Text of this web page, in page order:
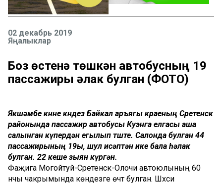
02 декабрь 2019
Яңалыклар
Боз өстенә төшкән автобусның 19
пассажиры һәлак булган (ФОТО)
Якшәмбе көнне көндез Байкал аръягы краеның Сретенск
районында пассажир автобусы Куэнга елгасы аша
салынган күпердән егылып төште. Салонда булган 44
пассажирының 19ы, шул исәптән ике бала һәлак
булган. 22 кеше зыян күргән.
Фаҗига Могойтуй-Сретенск-Олочи автоюлының 60
нчы чакрымында көндезге өчтә булган. Шәхси